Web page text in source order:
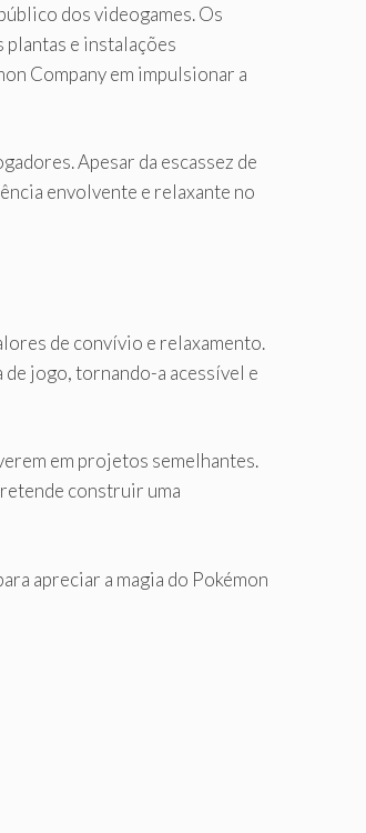
dos videogames. Os
e instalações
Company em impulsionar a
Apesar da escassez de
envolvente e relaxante no
de convívio e relaxamento.
jogo, tornando-a acessível e
em projetos semelhantes.
construir uma
apreciar a magia do Pokémon